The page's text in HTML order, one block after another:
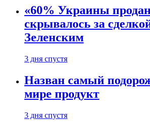
«60% Украины
скрывалось за
Зеленским
3 дня спустя
Назван самый
мире продукт
3 дня спустя